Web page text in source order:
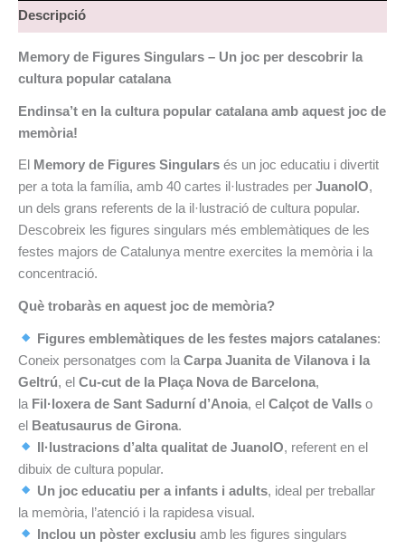
Descripció
Memory de Figures Singulars – Un joc per descobrir la
cultura popular catalana
Endinsa’t en la cultura popular catalana amb aquest joc de
memòria!
El Memory de Figures Singulars és un joc educatiu i divertit
per a tota la família, amb 40 cartes il·lustrades per JuanolO,
un dels grans referents de la il·lustració de cultura popular.
Descobreix les figures singulars més emblemàtiques de les
festes majors de Catalunya mentre exercites la memòria i la
concentració.
Què trobaràs en aquest joc de memòria?
Figures emblemàtiques de les festes majors catalanes:
Coneix personatges com la Carpa Juanita de Vilanova i la
Geltrú, el Cu-cut de la Plaça Nova de Barcelona,
la Fil·loxera de Sant Sadurní d’Anoia, el Calçot de Valls o
el Beatusaurus de Girona.
Il·lustracions d’alta qualitat de JuanolO, referent en el
dibuix de cultura popular.
Un joc educatiu per a infants i adults, ideal per treballar
la memòria, l’atenció i la rapidesa visual.
Inclou un pòster exclusiu amb les figures singulars